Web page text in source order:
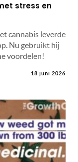
stress en
cannabis leverde
Nu gebruikt hij
voordelen!
18 juni 2026